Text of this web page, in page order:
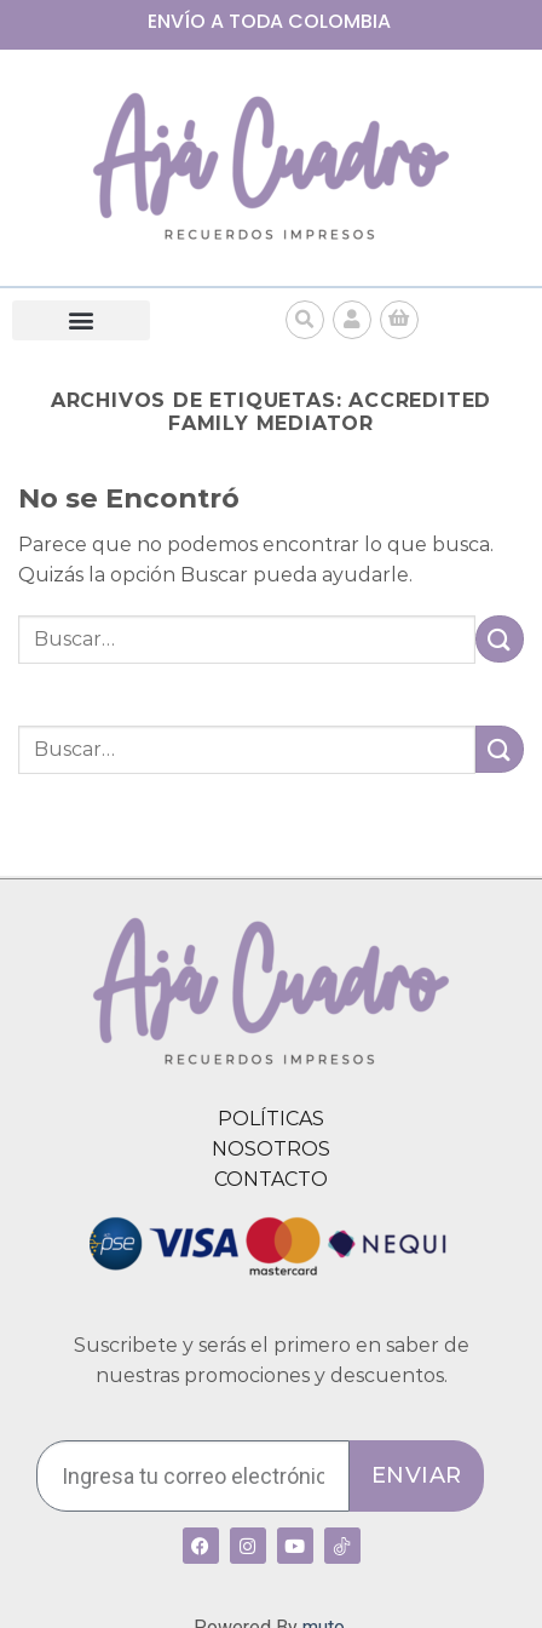
ENVÍO A TODA COLOMBIA
ARCHIVOS DE ETIQUETAS:ACCREDITED
FAMILY MEDIATOR
No se Encontró
Parece que no podemos encontrar lo que busca.
Quizás la opción Buscar pueda ayudarle.
POLÍTICAS
NOSOTROS
CONTACTO
Suscribete y serás el primero en saber de
nuestras promociones y descuentos.
ENVIAR